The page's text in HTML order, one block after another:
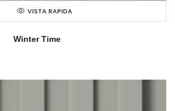
VISTA RAPIDA
Winter Time